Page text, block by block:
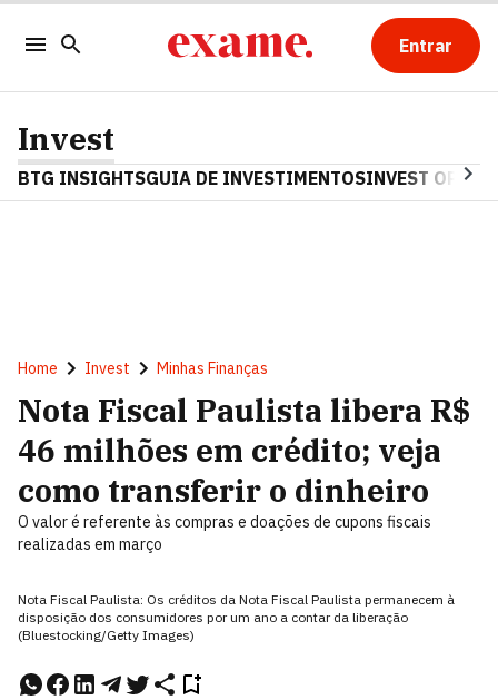
Entrar
Invest
BTG INSIGHTSGUIA DE INVESTIMENTOSINVEST OPINA
Home Invest Minhas Finanças
Nota Fiscal Paulista libera R$
46 milhões em crédito; veja
como transferir o dinheiro
O valor é referente às compras e doações de cupons fiscais
realizadas em março
Nota Fiscal Paulista: Os créditos da Nota Fiscal Paulista permanecem à
disposição dos consumidores por um ano a contar da liberação
(Bluestocking/Getty Images)